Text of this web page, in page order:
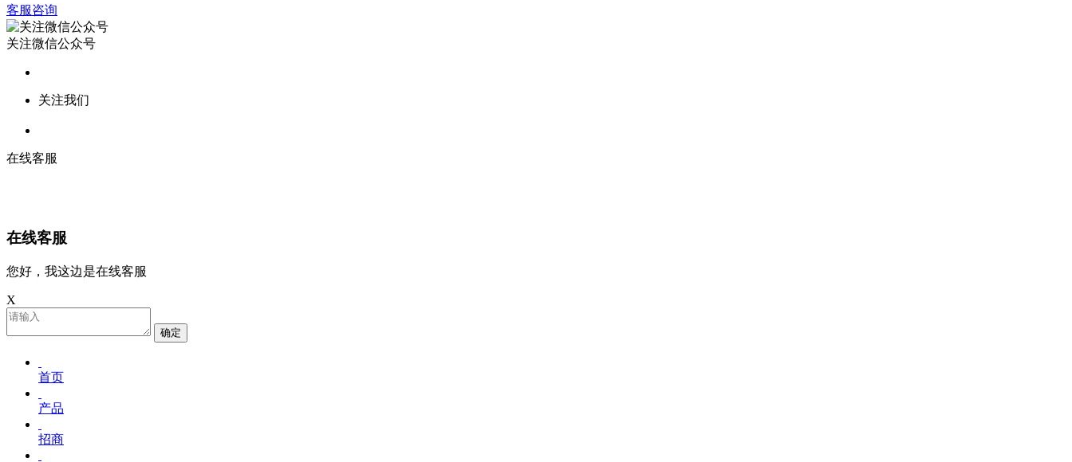
客服咨询
关注微信公众号
关注我们
在线客服
在线客服
您好，我这边是在线客服
X
确定
首页
产品
招商